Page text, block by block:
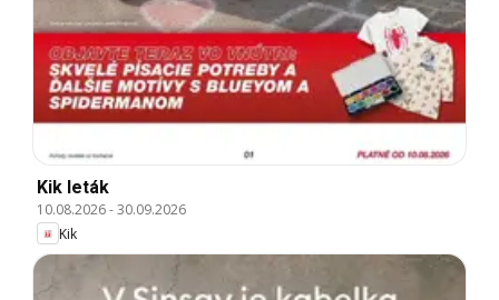
Kik leták
10.08.2026-30.09.2026
Kik